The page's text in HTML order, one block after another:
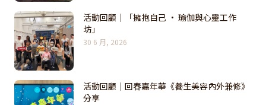
活動回顧｜「擁抱自己 · 瑜伽與心靈工作
坊」
30 6 月, 2026
活動回顧｜回春嘉年華《養生美容內外兼修》
分享